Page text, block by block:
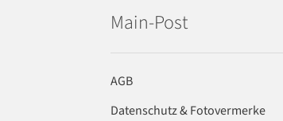
Main-Post
AGB
Datenschutz & Fotovermerke